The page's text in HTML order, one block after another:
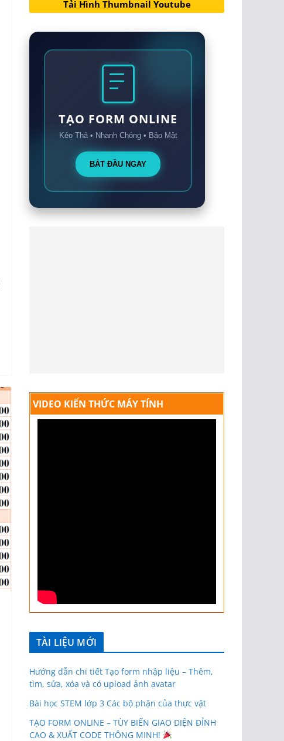
Tải Hình Thumbnail Youtube
TẠO FORM ONLINE
Kéo Thả • Nhanh Chóng • Bảo Mật
BẮT ĐẦU NGAY
VIDEO KIẾN THỨC MÁY TÍNH
TÀI LIỆU MỚI
Hướng dẫn chi tiết Tạo form nhập liệu – Thêm,
tìm, sửa, xóa và có upload ảnh avatar
Bài học STEM lớp 3 Các bộ phận của thực vật
TẠO FORM ONLINE – TÙY BIẾN GIAO DIỆN ĐỈNH
CAO & XUẤT CODE THÔNG MINH!